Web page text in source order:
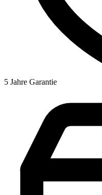
5 Jahre Garantie